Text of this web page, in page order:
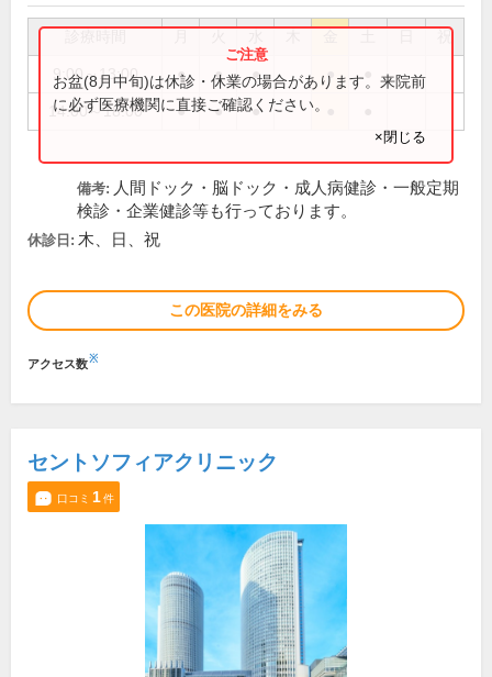
祝
9:00～13:00 ● ● ● ●
14:00～18:00 ● ● ●
お盆(8月中旬)は休診・休業の場合があります。来院前
に必ず医療機関に直接ご確認ください。
×閉じる
備考: 人間ドック・脳ドック・成人病健診・一般定期
検診・企業健診等も行っております。
休診日: 木、日、祝
この医院の詳細をみる
アクセス数※
セントソフィアクリニック
口コミ 1件